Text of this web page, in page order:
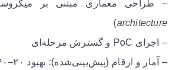
– طراحی معماری مبتنی بر
architecture
)
– اجرای PoC و گسترش مرحله‌ای